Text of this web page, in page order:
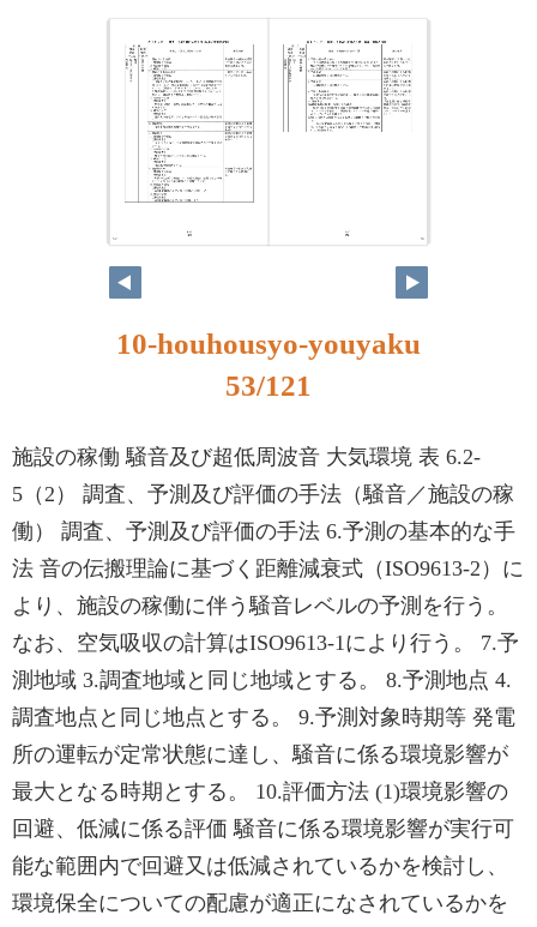
52 53
10-houhousyo-youyaku
53/121
施設の稼働 騒音及び超低周波音 大気環境 表 6.2-
5（2） 調査、予測及び評価の手法（騒音／施設の稼
働） 調査、予測及び評価の手法 6.予測の基本的な手
法 音の伝搬理論に基づく距離減衰式（ISO9613-2）に
より、施設の稼働に伴う騒音レベルの予測を行う。
なお、空気吸収の計算はISO9613-1により行う。 7.予
測地域 3.調査地域と同じ地域とする。 8.予測地点 4.
調査地点と同じ地点とする。 9.予測対象時期等 発電
所の運転が定常状態に達し、騒音に係る環境影響が
最大となる時期とする。 10.評価方法 (1)環境影響の
回避、低減に係る評価 騒音に係る環境影響が実行可
能な範囲内で回避又は低減されているかを検討し、
環境保全についての配慮が適正になされているかを